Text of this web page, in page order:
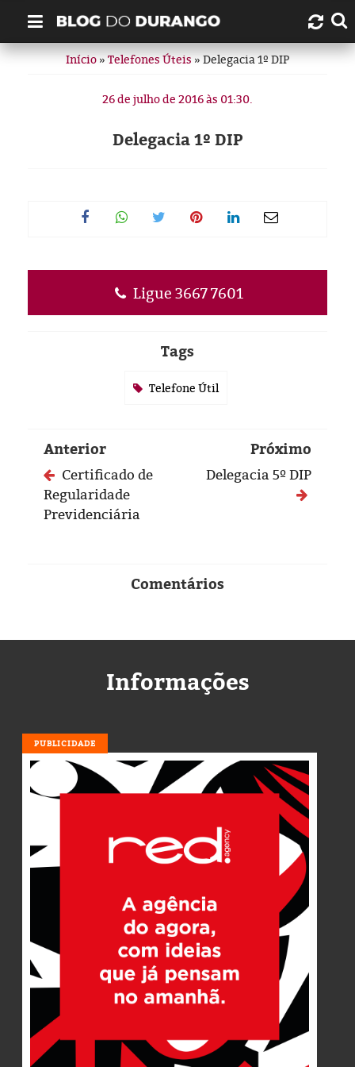
Quem é Durango Duarte?
Links úteis
Contato
Manaus
História
Eleições 2024
Pesquisas
Início»Telefones Úteis» Delegacia 1º DIP
26 de julho de 2016 às 01:30.
Delegacia 1º DIP
Ligue 3667 7601
Tags
Telefone Útil
Anterior
Certificado de
Regularidade
Previdenciária
Próximo
Delegacia 5º DIP
Comentários
Informações
PUBLICIDADE